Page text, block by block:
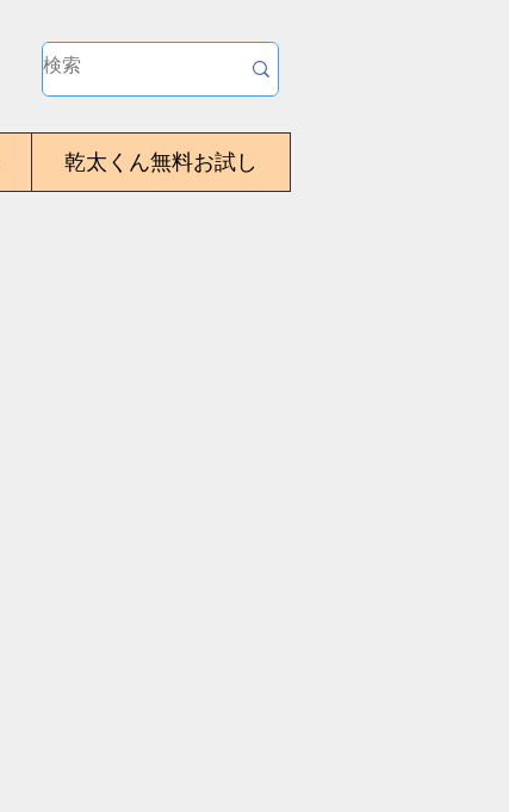
乾太くん無料お試し